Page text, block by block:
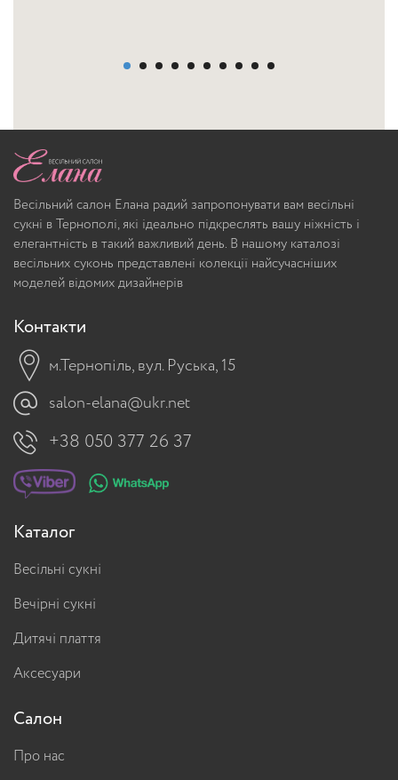
Весільний салон Елана радий запропонувати вам весільні
сукні в Тернополі, які ідеально підкреслять вашу ніжність і
елегантність в такий важливий день. В нашому каталозі
весільних суконь представлені колекції найсучасніших
моделей відомих дизайнерів
Контакти
м.Тернопіль, вул. Руська, 15
salon-elana@ukr.net
+38 050 377 26 37
Каталог
Весільні сукні
Вечірні сукні
Дитячі плаття
Аксесуари
Салон
Про нас